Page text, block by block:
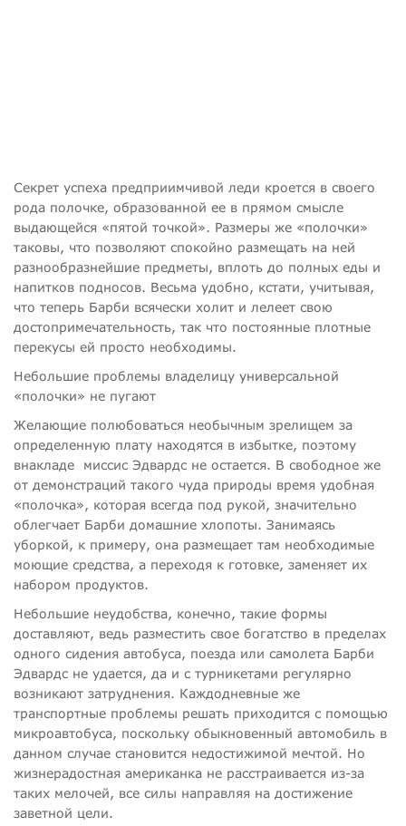
Секрет успеха предприимчивой леди кроется в своего
рода полочке, образованной ее в прямом смысле
выдающейся «пятой точкой». Размеры же «полочки»
таковы, что позволяют спокойно размещать на ней
разнообразнейшие предметы, вплоть до полных еды и
напитков подносов. Весьма удобно, кстати, учитывая,
что теперь Барби всячески холит и лелеет свою
достопримечательность, так что постоянные плотные
перекусы ей просто необходимы.
Небольшие проблемы владелицу универсальной
«полочки» не пугают
Желающие полюбоваться необычным зрелищем за
определенную плату находятся в избытке, поэтому
внакладе миссис Эдвардс не остается. В свободное же
от демонстраций такого чуда природы время удобная
«полочка», которая всегда под рукой, значительно
облегчает Барби домашние хлопоты. Занимаясь
уборкой, к примеру, она размещает там необходимые
моющие средства, а переходя к готовке, заменяет их
набором продуктов.
Небольшие неудобства, конечно, такие формы
доставляют, ведь разместить свое богатство в пределах
одного сидения автобуса, поезда или самолета Барби
Эдвардс не удается, да и с турникетами регулярно
возникают затруднения. Каждодневные же
транспортные проблемы решать приходится с помощью
микроавтобуса, поскольку обыкновенный автомобиль в
данном случае становится недостижимой мечтой. Но
жизнерадостная американка не расстраивается из-за
таких мелочей, все силы направляя на достижение
заветной цели.